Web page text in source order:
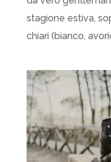
stagione estiva,
chiari (bianco,